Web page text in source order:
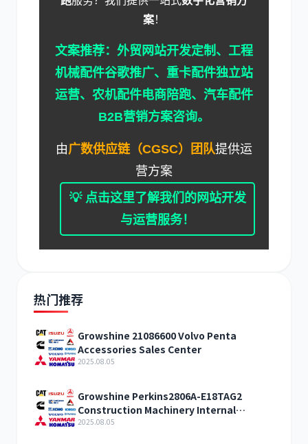
案！
文案推荐： 外贸网站开发定制、 工程
机械配件谷歌推广、 重卡配件独立站
运营、 农机配件电商陪跑、 汽车配件
B2B营销方案咨询。
由广数供应链（CGSC）团队提供运
营方案
💡 点击这里了解我们的网站开发
与运营服务！
热门推荐
Growshine 21086600 Volvo Penta
Accessories Sales Center
2025.08.05
Growshine Perkins2806A-E18TAG2
Construction Machinery Internal
Combustion Engine Accessories
2025.08.05